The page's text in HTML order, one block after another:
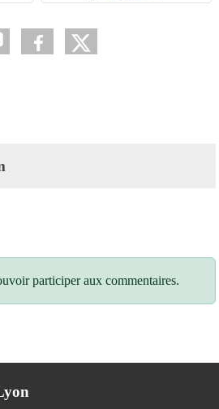
participer aux commentaires.